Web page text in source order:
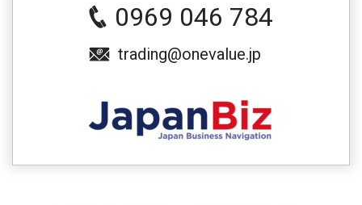
0969 046 784
trading@onevalue.jp